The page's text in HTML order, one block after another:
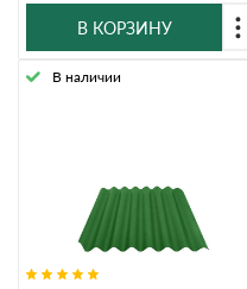
В КОРЗИНУ
В наличии